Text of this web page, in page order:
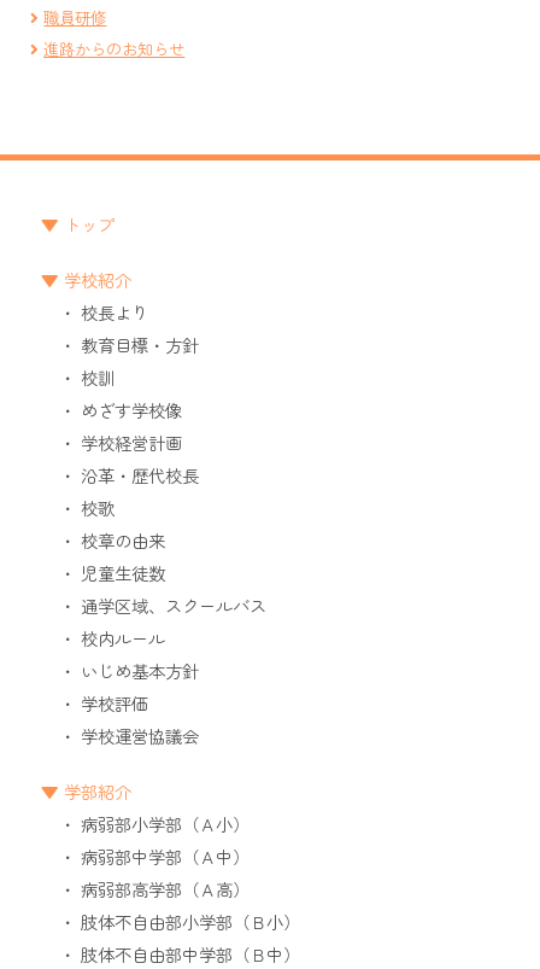
職員研修
進路からのお知らせ
トップ
学校紹介
校長より
教育目標・方針
校訓
めざす学校像
学校経営計画
沿革・歴代校長
校歌
校章の由来
児童生徒数
通学区域、スクールバス
校内ルール
いじめ基本方針
学校評価
学校運営協議会
学部紹介
病弱部小学部（Ａ小）
病弱部中学部（Ａ中）
病弱部高学部（Ａ高）
肢体不自由部小学部（Ｂ小）
肢体不自由部中学部（Ｂ中）